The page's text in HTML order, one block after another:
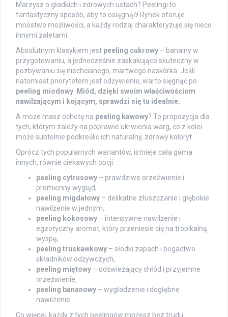
Marzysz o gładkich i zdrowych ustach? Peelingi to
fantastyczny sposób, aby to osiągnąć! Rynek oferuje
mnóstwo możliwości, a każdy rodzaj charakteryzuje się nieco
innymi zaletami.
Absolutnym klasykiem jest peeling cukrowy – banalny w
przygotowaniu, a jednocześnie zaskakująco skuteczny w
pozbywaniu się niechcianego, martwego naskórka. Jeśli
natomiast priorytetem jest odżywienie, warto sięgnąć po
peeling miodowy Miód, dzięki swoim właściwościom
nawilżającym i kojącym, sprawdzi się tu idealnie.
A może masz ochotę na peeling kawowy? To propozycja dla
tych, którym zależy na poprawie ukrwienia warg, co z kolei
może subtelnie podkreślić ich naturalny, zdrowy koloryt.
Oprócz tych popularnych wariantów, istnieje cała gama
innych, równie ciekawych opcji:
peeling cytrusowy – prawdziwe orzeźwienie i
promienny wygląd,
peeling migdałowy – delikatne złuszczanie i głębokie
nawilżenie w jednym,
peeling kokosowy – intensywne nawilżenie i
egzotyczny aromat, który przeniesie cię na tropikalną
wyspę,
peeling truskawkowy – słodki zapach i bogactwo
składników odżywczych,
peeling miętowy – odświeżający chłód i przyjemne
orzeźwienie,
peeling bananowy – wygładzenie i dogłębne
nawilżenie.
Co więcej, każdy z tych peelingów możesz bez trudu